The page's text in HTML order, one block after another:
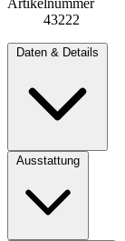
43222
Daten & Details
Ausstattung